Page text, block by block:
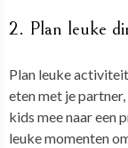
2. Plan leuke
Plan leuke
eten met je
kids mee naar een
leuke momenten